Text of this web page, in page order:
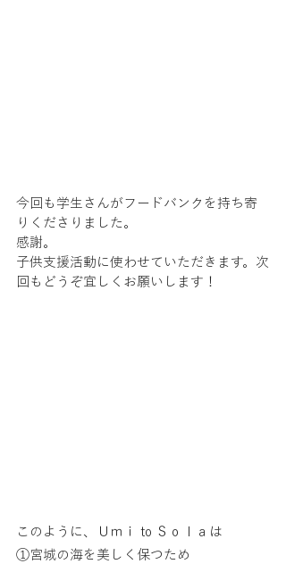
今回も学生さんがフードバンクを持ち寄
りくださりました。
感謝。
子供支援活動に使わせていただきます。次
回もどうぞ宜しくお願いします！
このように、Ｕｍｉ to Ｓｏｌａは
①宮城の海を美しく保つため